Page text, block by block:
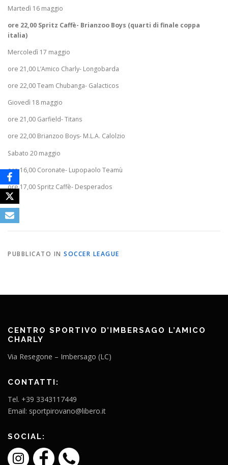
Martedì 16 maggio
ore 22,00 Spritz Caffè- Brianzoo Boys (quarti di finale coppa
italia)
Mercoledì 17 maggio
ore 21,00 L’Amico Charly- Longobarda
ore 22,00 Team Chubanga- Galacticos
Giovedì 18 maggio
ore 21,00 Garfield- Titans
ore 22,00 Brianzoo Boys- M.L.A. Calolzio
Sabato 20 maggio
ore 16,00 Coronate- Lupopaolo Teamù
ore 17,00 Spritz Caffè- Desperados
PUBBLICATO IN SOCCER LEAGUE
CENTRO SPORTIVO D’IMBERSAGO L’AMICO
CHARLY
Via Resegone – Imbersago (LC)
CONTATTI:
Tel. +39 3343117449
Email: sportpirovano@libero.it
SOCIAL: